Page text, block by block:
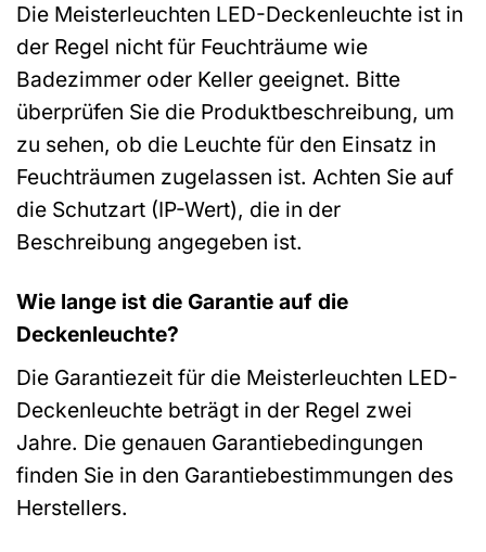
Die Meisterleuchten LED-Deckenleuchte ist in
der Regel nicht für Feuchträume wie
Badezimmer oder Keller geeignet. Bitte
überprüfen Sie die Produktbeschreibung, um
zu sehen, ob die Leuchte für den Einsatz in
Feuchträumen zugelassen ist. Achten Sie auf
die Schutzart (IP-Wert), die in der
Beschreibung angegeben ist.
Wie lange ist die Garantie auf die
Deckenleuchte?
Die Garantiezeit für die Meisterleuchten LED-
Deckenleuchte beträgt in der Regel zwei
Jahre. Die genauen Garantiebedingungen
finden Sie in den Garantiebestimmungen des
Herstellers.